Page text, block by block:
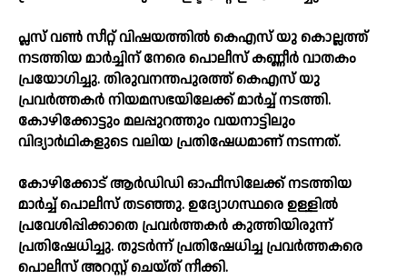
പ്ലസ് വണ്‍ സീറ്റ് വിഷയത്തില്‍ കെഎസ് യു കൊല്ലത്ത്
നടത്തിയ മാര്‍ച്ചിന് നേരെ പൊലീസ് കണ്ണീര്‍ വാതകം
പ്രയോഗിച്ചു. തിരുവനന്തപുരത്ത് കെഎസ് യു
പ്രവര്‍ത്തകര്‍ നിയമസഭയിലേക്ക് മാര്‍ച്ച്‌ നടത്തി.
കോഴിക്കോട്ടും മലപ്പുറത്തും വയനാട്ടിലും
വിദ്യാര്‍ഥികളുടെ വലിയ പ്രതിഷേധമാണ് നടന്നത്.
കോഴിക്കോട് ആര്‍ഡിഡി ഓഫീസിലേക്ക് നടത്തിയ
മാര്‍ച്ച്‌ പൊലീസ് തടഞ്ഞു. ഉദ്യോഗസ്ഥരെ ഉള്ളില്‍
പ്രവേശിപ്പിക്കാതെ പ്രവര്‍ത്തകര്‍ കുത്തിയിരുന്ന്
പ്രതിഷേധിച്ചു. തുടര്‍ന്ന് പ്രതിഷേധിച്ച പ്രവര്‍ത്തകരെ
പൊലീസ് അറസ്റ്റ് ചെയ്ത് നീക്കി.